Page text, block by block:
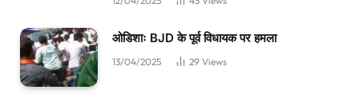
ओडिशाः BJD के पूर्व विधायक पर हमला
13/04/2025 29 Views